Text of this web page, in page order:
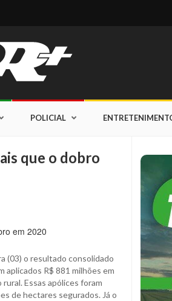
POLICIAL
que o dobro
(03) o resultado consolidado
aplicados R$ 881 milhões em
Essas apólices foram
de hectares segurados. Já o